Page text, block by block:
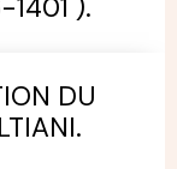
1401 ).
DU